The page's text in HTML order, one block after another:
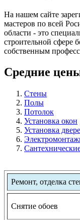
На нашем сайте
мастеров по всей
области - это
строительной сфере
собственным
Средние
Стены
Полы
Потолок
Установка окон
Установка
Ремонт, отделка
Снятие обоев